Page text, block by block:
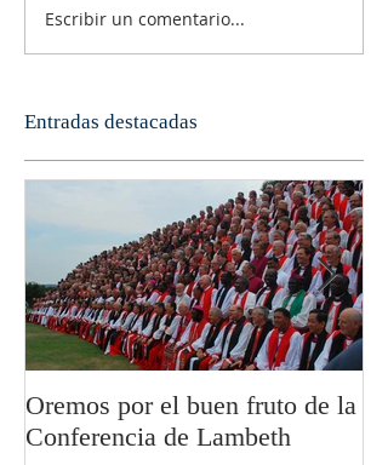
Escribir un comentario...
Entradas destacadas
Oremos por el buen fruto de la
Conferencia de Lambeth